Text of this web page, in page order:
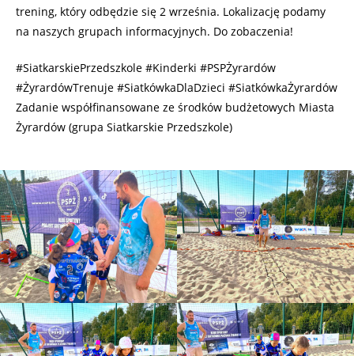
trening, który odbędzie się 2 września. Lokalizację podamy
na naszych grupach informacyjnych. Do zobaczenia!
#SiatkarskiePrzedszkole #Kinderki #PSPŻyrardów
#ŻyrardówTrenuje #SiatkówkaDlaDzieci #SiatkówkaŻyrardów
Zadanie współfinansowane ze środków budżetowych Miasta
Żyrardów (grupa Siatkarskie Przedszkole)